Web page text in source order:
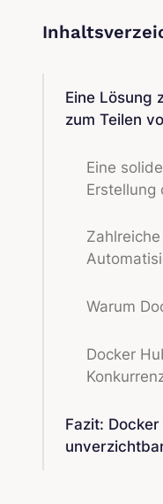
Eine Lösung
zum Teilen
Eine
Erstellung
Zahlreiche
Warum
Docker
Fazit: